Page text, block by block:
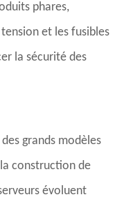
phares,
et les fusibles
la sécurité des
grands modèles
construction de
évoluent